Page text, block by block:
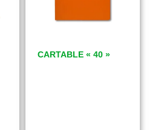
CARTABLE « 40 »